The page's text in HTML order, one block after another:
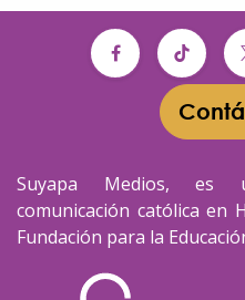
Suyapa Medios, es
comunicación católica en
Fundación para la